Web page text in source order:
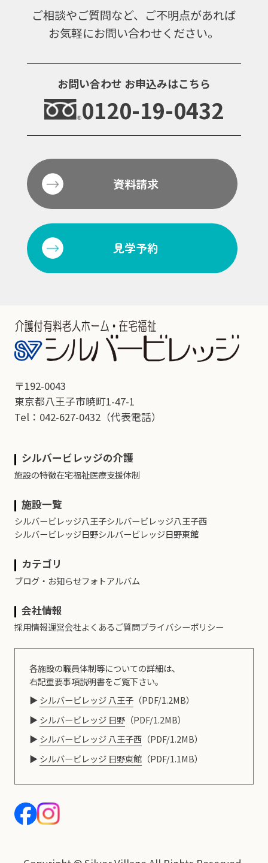
ご相談やご質問など、ご不明点があれば
お気軽にお問い合わせください。
お問い合わせ お申込みはこちら
0120-19-0432
資料請求
見学予約
〒192-0043
東京都八王子市暁町1-47-1
Tel：042-627-0432（代表電話）
シルバービレッジの介護
施設の特徴在宅福祉医療支援体制
施設一覧
シルバービレッジ八王子シルバービレッジ八王子西
シルバービレッジ日野シルバービレッジ日野東館
カテゴリ
ブログ・お知らせフォトアルバム
会社情報
採用情報運営会社よくあるご質問プライバシーポリシー
各施設の職員体制等についての詳細は、
右記重要事項説明書をご覧下さい。
シルバービレッジ 八王子（PDF/1.2MB）
シルバービレッジ 日野（PDF/1.2MB）
シルバービレッジ 八王子西（PDF/1.2MB）
シルバービレッジ 日野東館（PDF/1.1MB）